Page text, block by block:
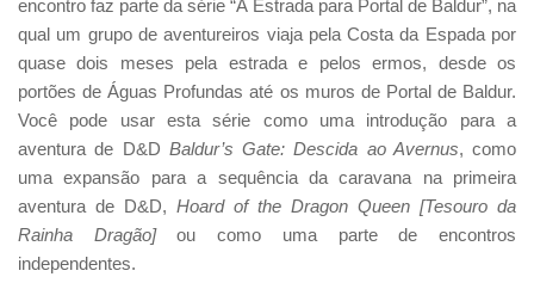
encontro faz parte da série “A Estrada para Portal de Baldur”, na
qual um grupo de aventureiros viaja pela Costa da Espada por
quase dois meses pela estrada e pelos ermos, desde os
portões de Águas Profundas até os muros de Portal de Baldur.
Você pode usar esta série como uma introdução para a
aventura de D&D Baldur’s Gate: Descida ao Avernus, como
uma expansão para a sequência da caravana na primeira
aventura de D&D, Hoard of the Dragon Queen [Tesouro da
Rainha Dragão]ou como uma parte de encontros
independentes.